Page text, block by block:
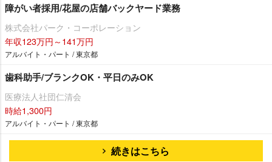
障がい者採用/花屋の店舗バックヤード業務
株式会社パーク・コーポレーション
年収123万円～141万円
アルバイト・パート / 東京都
歯科助手/ブランクOK・平日のみOK
医療法人社団仁清会
時給1,300円
アルバイト・パート / 東京都
続きはこちら